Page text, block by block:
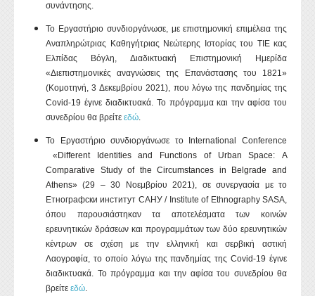
συνάντησης.
Το Εργαστήριο συνδιοργάνωσε, με επιστημονική επιμέλεια της
Αναπληρώτριας Καθηγήτριας Νεώτερης Ιστορίας του ΤΙΕ κας
Ελπίδας Βόγλη, Διαδικτυακή Επιστημονική Ημερίδα
«Διεπιστημονικές αναγνώσεις της Επανάστασης του 1821»
(Κομοτηνή, 3 Δεκεμβρίου 2021), που λόγω της πανδημίας της
Covid-19 έγινε διαδικτυακά. Το πρόγραμμα και την αφίσα του
συνεδρίου θα βρείτε εδώ.
Το Εργαστήριο συνδιοργάνωσε το International
Conference
« Different Identities and Functions of Urban Space: A
Comparative
Study of the Circumstances in Belgrade
and
Athens» (29 – 30 Νοεμβρίου 2021), σε συνεργασία με το
Етнографски институт САНУ / Institute of Ethnography SASA,
όπου παρουσιάστηκαν τα αποτελέσματα των κοινών
ερευνητικών δράσεων και προγραμμάτων των δύο ερευνητικών
κέντρων σε σχέση με την ελληνική και σερβική αστική
Λαογραφία, το οποίο λόγω της πανδημίας τηςCovid-19 έγινε
διαδικτυακά. Το πρόγραμμα και την αφίσα του συνεδρίου θα
βρείτε εδώ.